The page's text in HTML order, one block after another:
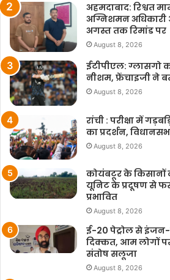
अहमदाबाद: रिश्वत
अग्निशमन
अगस्त तक रिमांड पर
August 8, 2026
ईटीपीएल: ग्लासगो
नीशम, फ्रेंचाइजी ने
August 8, 2026
रांची : परीक्षा में
का प्रदर्शन,
August 8, 2026
कोयंबटूर के
यूनिट के प्रदूषण से
प्रभावित
August 8, 2026
ई-20 पेट्रोल से
दिक्कत, आम लोगों
संतोष सलूजा
August 8, 2026